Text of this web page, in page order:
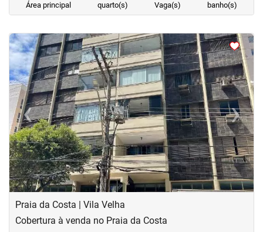
Área principal
quarto(s)
Vaga(s)
banho(s)
‹Previous ›Next
Praia da Costa | Vila Velha
Cobertura à venda no Praia da Costa